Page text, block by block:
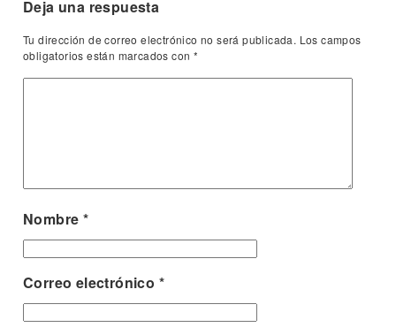
Deja una respuesta
Tu dirección de correo electrónico no será publicada. Los campos
obligatorios están marcados con *
Nombre *
Correo electrónico *